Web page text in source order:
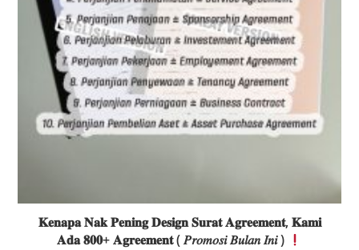
𝐊𝐞𝐧𝐚𝐩𝐚 𝐍𝐚𝐤 𝐏𝐞𝐧𝐢𝐧𝐠 𝐃𝐞𝐬𝐢𝐠𝐧 𝐒𝐮𝐫𝐚𝐭 𝐀𝐠𝐫𝐞𝐞𝐦𝐞𝐧𝐭, 𝐊𝐚𝐦𝐢
𝐀𝐝𝐚 𝟖𝟎𝟎+ 𝐀𝐠𝐫𝐞𝐞𝐦𝐞𝐧𝐭 ( 𝑃𝑟𝑜𝑚𝑜𝑠𝑖 𝐵𝑢𝑙𝑎𝑛 𝐼𝑛𝑖 )